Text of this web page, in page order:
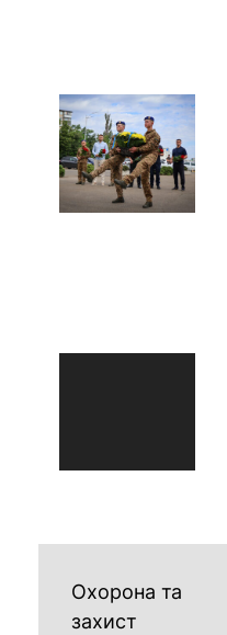
Охорона та
захист